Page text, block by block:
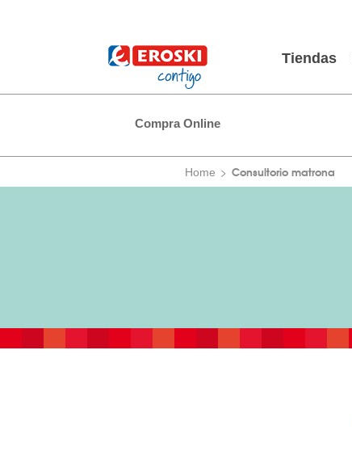
Tiendas
Compra Online
Home Consultorio matrona